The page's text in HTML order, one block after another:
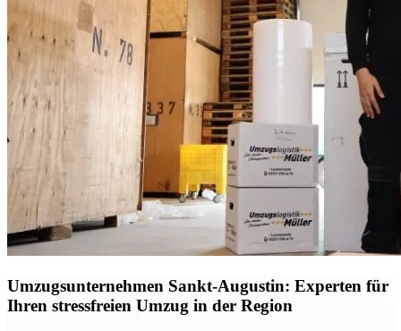
Umzugsunternehmen Sankt-Augustin: Experten für
Ihren stressfreien Umzug in der Region